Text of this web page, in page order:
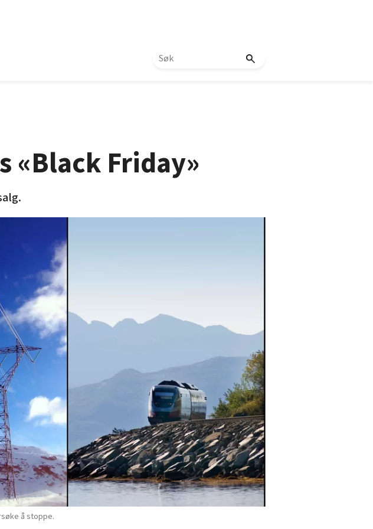
«Black Friday»
å stoppe.